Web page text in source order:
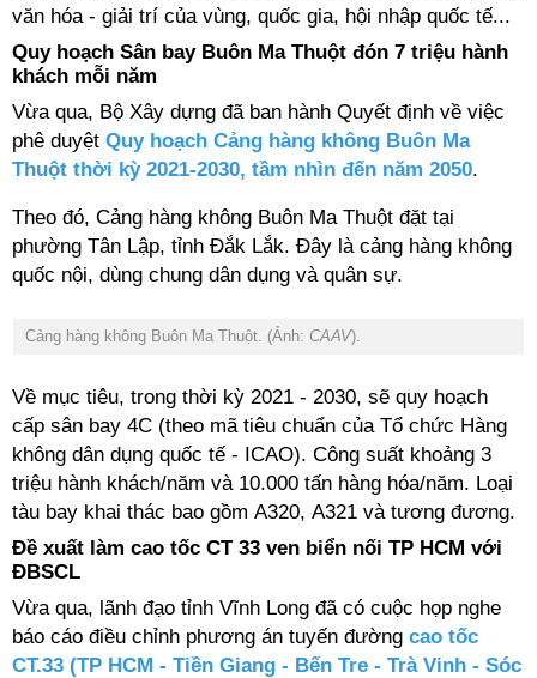
văn hóa - giải trí của vùng, quốc gia, hội nhập quốc tế...
Quy hoạch Sân bay Buôn Ma Thuột đón 7 triệu hành
khách mỗi năm
Vừa qua, Bộ Xây dựng đã ban hành Quyết định về việc
phê duyệt Quy hoạch Cảng hàng không Buôn Ma
Thuột thời kỳ 2021-2030, tầm nhìn đến năm 2050.
Theo đó, Cảng hàng không Buôn Ma Thuột đặt tại
phường Tân Lập, tỉnh Đắk Lắk. Đây là cảng hàng không
quốc nội, dùng chung dân dụng và quân sự.
Cảng hàng không Buôn Ma Thuột. (Ảnh: CAAV).
Về mục tiêu, trong thời kỳ 2021 - 2030, sẽ quy hoạch
cấp sân bay 4C (theo mã tiêu chuẩn của Tổ chức Hàng
không dân dụng quốc tế - ICAO). Công suất khoảng 3
triệu hành khách/năm và 10.000 tấn hàng hóa/năm. Loại
tàu bay khai thác bao gồm A320, A321 và tương đương.
Đề xuất làm cao tốc CT 33 ven biển nối TP HCM với
ĐBSCL
Vừa qua, lãnh đạo tỉnh Vĩnh Long đã có cuộc họp nghe
báo cáo điều chỉnh phương án tuyến đường cao tốc
CT.33 (TP HCM - Tiền Giang - Bến Tre - Trà Vinh - Sóc